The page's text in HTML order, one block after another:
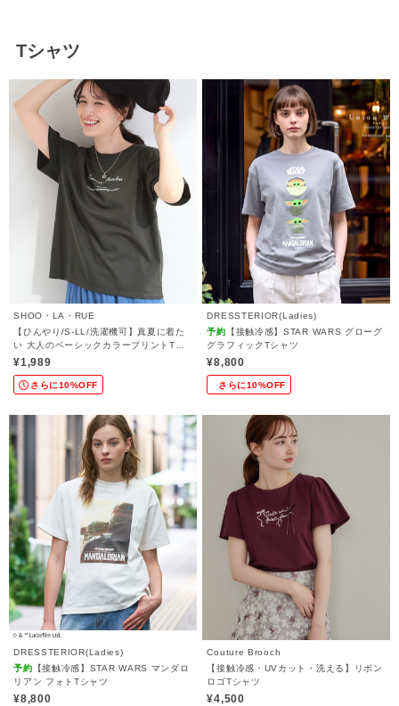
Tシャツ
SHOO・LA・RUE
【ひんやり/S-LL/洗濯機可】真夏に着た
い 大人のベーシックカラープリントTシ
ャツ
¥1,989
さらに10%OFF
DRESSTERIOR(Ladies)
予約 【接触冷感】STAR WARS グローグ
グラフィックTシャツ
¥8,800
さらに10%OFF
DRESSTERIOR(Ladies)
予約 【接触冷感】STAR WARS マンダロ
リアン フォトTシャツ
¥8,800
Couture Brooch
【接触冷感・UVカット・洗える】リボン
ロゴTシャツ
¥4,500